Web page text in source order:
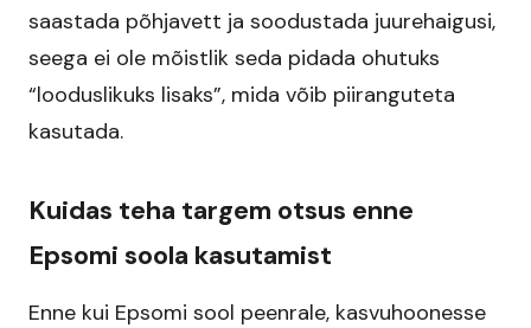
saastada põhjavett ja soodustada juurehaigusi,
seega ei ole mõistlik seda pidada ohutuks
“looduslikuks lisaks”, mida võib piiranguteta
kasutada.
Kuidas teha targem otsus enne
Epsomi soola kasutamist
Enne kui Epsomi sool peenrale, kasvuhoonesse